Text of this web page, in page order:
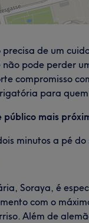
precisa de um
não pode perder
compromisso
para
público mais
minutos a pé
Soraya, é
com o
Além de